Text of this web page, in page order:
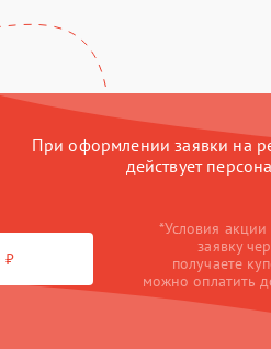
При оформлении заявки на
действует
₽
*Условия акции
заявку
получаете
можно оплатить